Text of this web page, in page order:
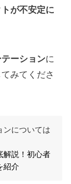
が不安定に
ーションに
みてくださ
ンについては
解説！初心者
紹介